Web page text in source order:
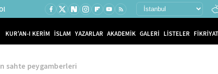
KUR'AN-I KERİM İSLAM YAZARLAR AKADEMİK GALERİ LİSTELER
sahte peygamberleri